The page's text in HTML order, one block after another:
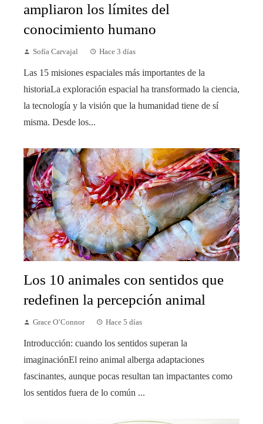
ampliaron los límites del
conocimiento humano
Sofía Carvajal Hace 3 días
Las 15 misiones espaciales más importantes de la
historiaLa exploración espacial ha transformado la ciencia,
la tecnología y la visión que la humanidad tiene de sí
misma. Desde los...
Los 10 animales con sentidos que
redefinen la percepción animal
Grace O’Connor Hace 5 días
Introducción: cuando los sentidos superan la
imaginaciónEl reino animal alberga adaptaciones
fascinantes, aunque pocas resultan tan impactantes como
los sentidos fuera de lo común ...